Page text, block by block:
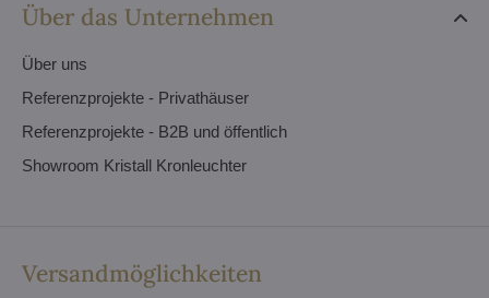
Über das Unternehmen
Über uns
Referenzprojekte - Privathäuser
Referenzprojekte - B2B und öffentlich
Showroom Kristall Kronleuchter
Versandmöglichkeiten